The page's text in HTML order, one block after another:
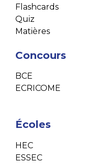
Flashcards
Quiz
Matières
Concours
BCE
ECRICOME
Écoles
HEC
ESSEC